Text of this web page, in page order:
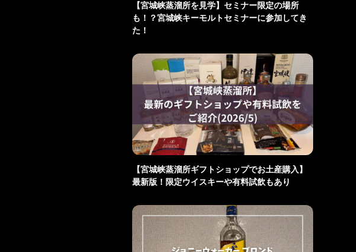
【宮城峡蒸溜所を見学】セミナー限定の場所
も！？宮城峡キーモルトセミナーに参加してき
た！
【宮城峡蒸溜所ギフトショップでお土産購入】
最新版！限定ウイスキーや有料試飲もあり